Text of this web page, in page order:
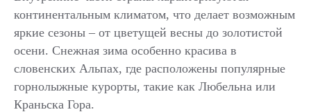
континентальным климатом, что делает возможным
яркие сезоны – от цветущей весны до золотистой
осени. Снежная зима особенно красива в
словенских Альпах, где расположены популярные
горнолыжные курорты, такие как Любельна или
Краньска Гора.